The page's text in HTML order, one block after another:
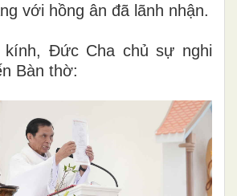
với hồng ân đã lãnh nhận.
kính, Đức Cha chủ sự nghi
Bàn thờ: